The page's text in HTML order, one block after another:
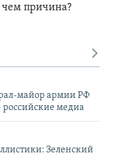
чем причина?
майор армии РФ
российские медиа
Зеленский